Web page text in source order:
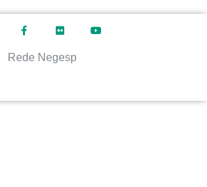
Rede Negesp